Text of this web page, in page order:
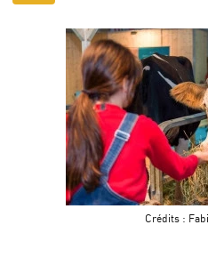
Crédits :